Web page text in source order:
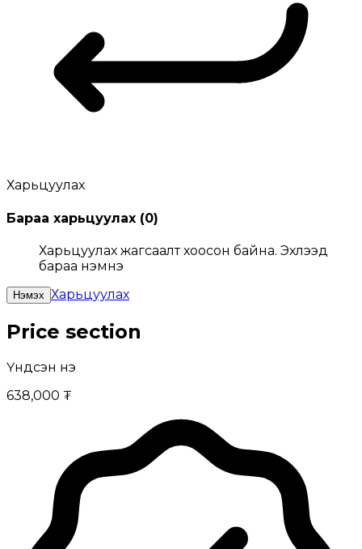
Харьцуулах
Бараа харьцуулах (0)
Харьцуулах жагсаалт хоосон байна. Эхлээд
бараа нэмнэ үү
Нэмэх Харьцуулах
Price section
Үндсэн үнэ
638,000 ₮